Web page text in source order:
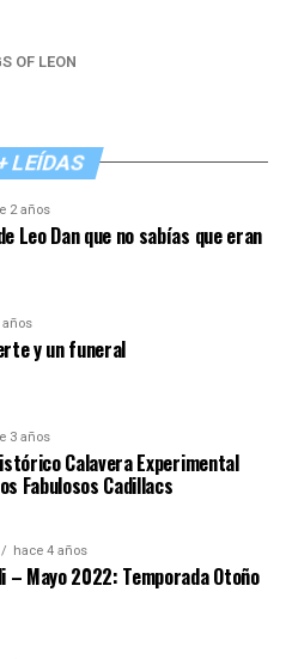
OF LEON
LEÍDAS
2 años
Leo Dan que no sabías que eran
años
y un funeral
3 años
Calavera Experimental
Fabulosos Cadillacs
hace 4 años
– Mayo 2022: Temporada Otoño